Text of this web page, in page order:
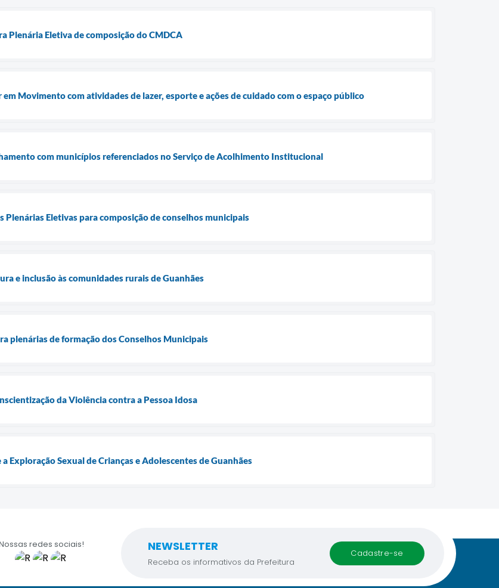
Plenária Eletiva de composição do CMDCA
Movimento com atividades de lazer, esporte e ações de cuidado com o espaço público
com municípios referenciados no Serviço de Acolhimento Institucional
Plenárias Eletivas para composição de conselhos municipais
e inclusão às comunidades rurais de Guanhães
plenárias de formação dos Conselhos Municipais
da Violência contra a Pessoa Idosa
Exploração Sexual de Crianças e Adolescentes de Guanhães
redes sociais! NEWSLETTER
Receba os informativos da Prefeitura
cadastre-se